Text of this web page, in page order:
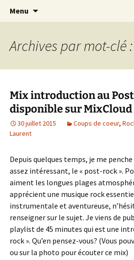
Laurent Rieppi
Journaliste musical ·
Conférencier
Menu
Archives par mot-clé
Mix introduction au
disponible sur MixCloud
30 juillet 2015 Coups de coeur,
Laurent
Depuis quelques temps, je me
assez intéressant, le « post-rock ».
aiment les longues plages
apprécient une musique rock
instrumentale et aventureuse,
renseigner sur le sujet. Je viens de
playlist de 45 minutes qui est une
rock ». Qu’en pensez-vous? (Vous
ou sur la photo pour écouter ce mix)